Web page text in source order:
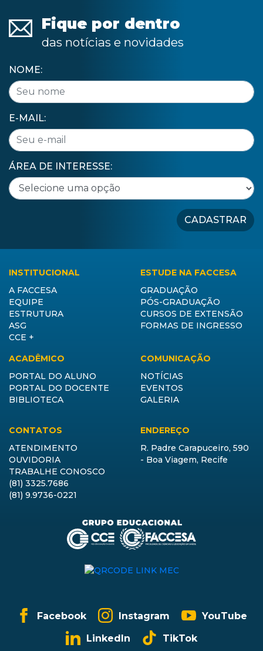
Fique por dentro
das notícias e novidades
NOME:
E-MAIL:
ÁREA DE INTERESSE:
CADASTRAR
INSTITUCIONAL
A FACCESA
EQUIPE
ESTRUTURA
ASG
CCE +
ESTUDE NA FACCESA
GRADUAÇÃO
PÓS-GRADUAÇÃO
CURSOS DE EXTENSÃO
FORMAS DE INGRESSO
ACADÊMICO
PORTAL DO ALUNO
PORTAL DO DOCENTE
BIBLIOTECA
COMUNICAÇÃO
NOTÍCIAS
EVENTOS
GALERIA
CONTATOS
ATENDIMENTO
OUVIDORIA
TRABALHE CONOSCO
(81) 3325.7686
(81) 9.9736-0221
ENDEREÇO
R. Padre Carapuceiro, 590
- Boa Viagem, Recife
Facebook Instagram
YouTube
LinkedIn
TikTok